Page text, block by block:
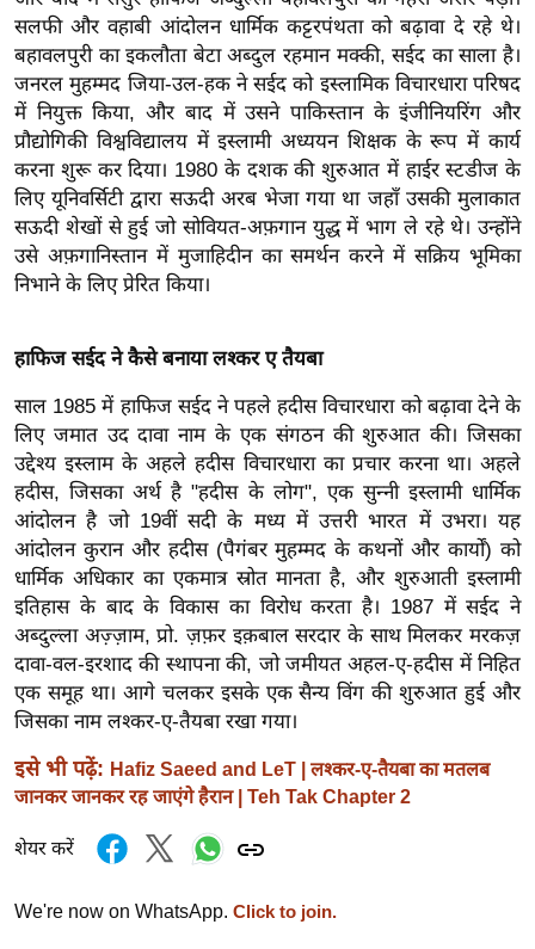
टो
व
र्ल्ड
न्यू
ज
ब्री
फ
म
नो
न
ज
ग
त
बॉ
ली
वु
ड
हॉ
ली
वु
ड
फि
ल्म
मी
B
सलफी और वहाबी आंदोलन धार्मिक कट्टरपंथता को बढ़ावा दे रहे थे।
बहावलपुरी का इकलौता बेटा अब्दुल रहमान मक्की, सईद का साला है।
जनरल मुहम्मद जिया-उल-हक ने सईद को इस्लामिक विचारधारा परिषद
में नियुक्त किया, और बाद में उसने पाकिस्तान के इंजीनियरिंग और
प्रौद्योगिकी विश्वविद्यालय में इस्लामी अध्ययन शिक्षक के रूप में कार्य
करना शुरू कर दिया। 1980 के दशक की शुरुआत में हाईर स्टडीज के
लिए यूनिवर्सिटी द्वारा सऊदी अरब भेजा गया था जहाँ उसकी मुलाकात
सऊदी शेखों से हुई जो सोवियत-अफ़गान युद्ध में भाग ले रहे थे। उन्होंने
उसे अफ़गानिस्तान में मुजाहिदीन का समर्थन करने में सक्रिय भूमिका
निभाने के लिए प्रेरित किया।
हाफिज सईद ने कैसे बनाया लश्कर ए तैयबा
साल 1985 में हाफिज सईद ने पहले हदीस विचारधारा को बढ़ावा देने के
लिए जमात उद दावा नाम के एक संगठन की शुरुआत की। जिसका
उद्देश्य इस्लाम के अहले हदीस विचारधारा का प्रचार करना था। अहले
हदीस, जिसका अर्थ है "हदीस के लोग", एक सुन्नी इस्लामी धार्मिक
आंदोलन है जो 19वीं सदी के मध्य में उत्तरी भारत में उभरा। यह
आंदोलन कुरान और हदीस (पैगंबर मुहम्मद के कथनों और कार्यों) को
धार्मिक अधिकार का एकमात्र स्रोत मानता है, और शुरुआती इस्लामी
इतिहास के बाद के विकास का विरोध करता है। 1987 में सईद ने
अब्दुल्ला अज़्ज़ाम, प्रो. ज़फ़र इक़बाल सरदार के साथ मिलकर मरकज़
दावा-वल-इरशाद की स्थापना की, जो जमीयत अहल-ए-हदीस में निहित
एक समूह था। आगे चलकर इसके एक सैन्य विंग की शुरुआत हुई और
जिसका नाम लश्कर-ए-तैयबा रखा गया।
इसे भी पढ़ें: Hafiz Saeed and LeT | लश्कर-ए-तैयबा का मतलब
जानकर जानकर रह जाएंगे हैरान | Teh Tak Chapter 2
शेयर करें
We're now on WhatsApp. Click to join.